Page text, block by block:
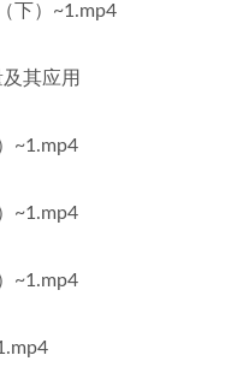
下）~1.mp4
其应用
~1.mp4
~1.mp4
~1.mp4